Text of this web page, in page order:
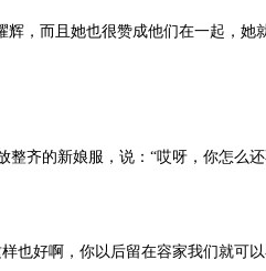
，而且她也很赞成他们在一起，她
的新娘服，说：“哎呀，你怎么
好啊，你以后留在容家我们就可以